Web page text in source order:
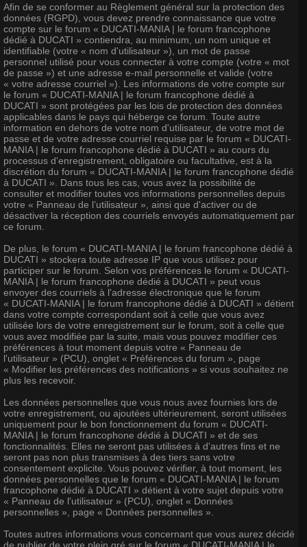
Afin de se conformer au Règlement général sur la protection des
données (RGPD), vous devez prendre connaissance que votre
compte sur le forum « DUCATI-MANIA | le forum francophone
dédié à DUCATI » contiendra, au minimum, un nom unique et
identifiable (votre « nom d'utilisateur »), un mot de passe
personnel utilisé pour vous connecter à votre compte (votre « mot
de passe ») et une adresse e-mail personnelle et valide (votre
« votre adresse courriel »). Les informations de votre compte sur
le forum « DUCATI-MANIA | le forum francophone dédié à
DUCATI » sont protégées par les lois de protection des données
applicables dans le pays qui héberge ce forum. Toute autre
information en dehors de votre nom d'utilisateur, de votre mot de
passe et de votre adresse courriel requise par le forum « DUCATI-
MANIA | le forum francophone dédié à DUCATI » au cours du
processus d'enregistrement, obligatoire ou facultative, est à la
discrétion du forum « DUCATI-MANIA | le forum francophone dédié
à DUCATI ». Dans tous les cas, vous avez la possibilité de
consulter et modifier toutes vos informations personnelles depuis
votre « Panneau de l’utilisateur », ainsi que d'activer ou de
désactiver la réception des courriels envoyés automatiquement par
ce forum.
De plus, le forum « DUCATI-MANIA | le forum francophone dédié à
DUCATI » stockera toute adresse IP que vous utilisez pour
participer sur le forum. Selon vos préférences le forum « DUCATI-
MANIA | le forum francophone dédié à DUCATI » peut vous
envoyer des courriels à l'adresse électronique que le forum
« DUCATI-MANIA | le forum francophone dédié à DUCATI » détient
dans votre compte correspondant soit à celle que vous avez
utilisée lors de votre enregistrement sur le forum, soit à celle que
vous avez modifiée par la suite, mais vous pouvez modifier ces
préférences à tout moment depuis votre « Panneau de
l'utilisateur » (PCU), onglet « Préférences du forum », page
« Modifier les préférences des notifications » si vous souhaitez ne
plus les recevoir.
Les données personnelles que vous nous avez fournies lors de
votre enregistrement, ou ajoutées ultérieurement, seront utilisées
uniquement pour le bon fonctionnement du forum « DUCATI-
MANIA | le forum francophone dédié à DUCATI » et de ses
fonctionnalités. Elles ne seront pas utilisées à d'autres fins et ne
seront pas non plus transmises à des tiers sans votre
consentement explicite. Vous pouvez vérifier, à tout moment, les
données personnelles que le forum « DUCATI-MANIA | le forum
francophone dédié à DUCATI » détient à votre sujet depuis votre
« Panneau de l'utilisateur » (PCU), onglet « Données
personnelles », page « Données personnelles ».
Toutes autres informations vous concernant que vous aurez décidé